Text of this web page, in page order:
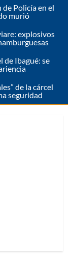
Policía en el
murió
explosivos
de Ibagué: se
de la cárcel
seguridad